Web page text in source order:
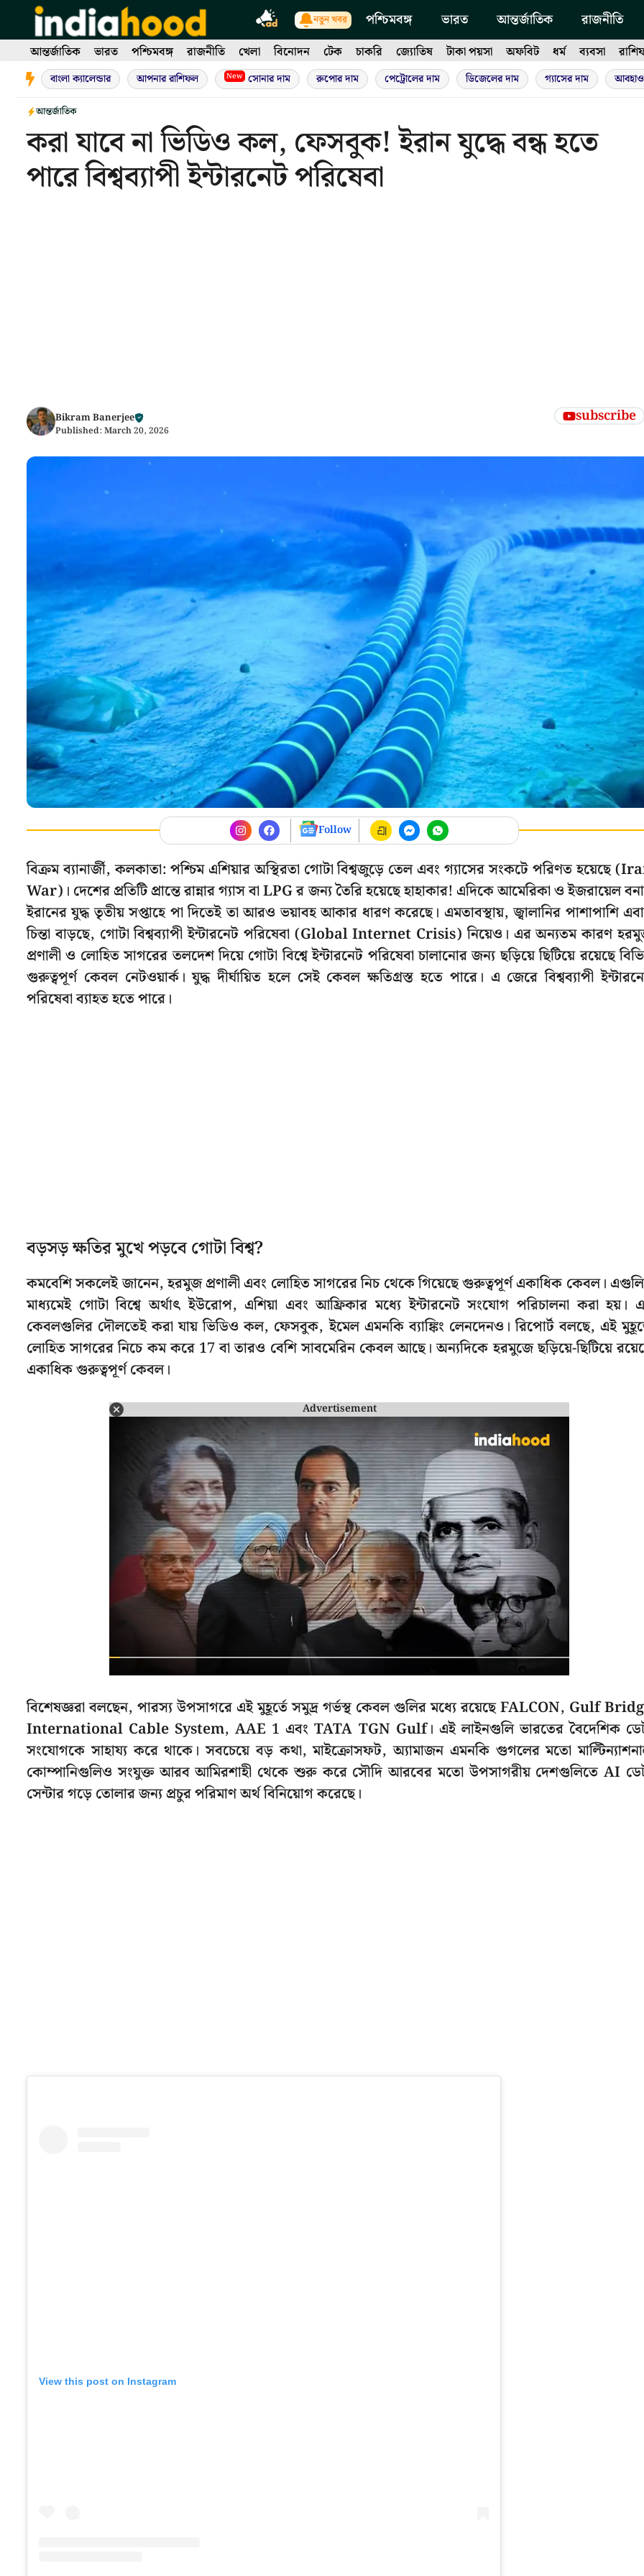
content
নতুন খবর পশ্চিমবঙ্গ ভারত আন্তর্জাতিক রাজনীতি
আন্তর্জাতিক ভারত পশ্চিমবঙ্গ রাজনীতি খেলা বিনোদন টেক চাকরি জ্যোতিষ টাকা পয়সা অফবিট ধর্ম ব্যবসা
বাংলা ক্যালেন্ডার আপনার রাশিফল New সোনার দাম রুপোর দাম পেট্রোলের দাম ডিজেলের দাম গ্যাসের দাম
আন্তর্জাতিক
করা যাবে না ভিডিও কল, ফেসবুক! ইরান যুদ্ধে বন্ধ হতে
পারে বিশ্বব্যাপী ইন্টারনেট পরিষেবা
Bikram Banerjee
Published: March 20, 2026
subscribe
Follow
বিক্রম ব্যানার্জী, কলকাতা: পশ্চিম এশিয়ার অস্থিরতা গোটা বিশ্বজুড়ে তেল এবং গ্যাসের সংকটে পরিণত হয়েছে
War)। দেশের প্রতিটি প্রান্তে রান্নার গ্যাস বা LPG র জন্য তৈরি হয়েছে হাহাকার! এদিকে আমেরিকা ও ইজরায়েল
ইরানের যুদ্ধ তৃতীয় সপ্তাহে পা দিতেই তা আরও ভয়াবহ আকার ধারণ করেছে। এমতাবস্থায়, জ্বালানির পাশাপাশি
চিন্তা বাড়ছে, গোটা বিশ্বব্যাপী ইন্টারনেট পরিষেবা (Global Internet Crisis) নিয়েও। এর অন্যতম কারণ
প্রণালী ও লোহিত সাগরের তলদেশ দিয়ে গোটা বিশ্বে ইন্টারনেট পরিষেবা চালানোর জন্য ছড়িয়ে ছিটিয়ে রয়েছে
গুরুত্বপূর্ণ কেবল নেটওয়ার্ক। যুদ্ধ দীর্ঘায়িত হলে সেই কেবল ক্ষতিগ্রস্ত হতে পারে। এ জেরে বিশ্বব্যাপী
পরিষেবা ব্যাহত হতে পারে।
বড়সড় ক্ষতির মুখে পড়বে গোটা বিশ্ব?
কমবেশি সকলেই জানেন, হরমুজ প্রণালী এবং লোহিত সাগরের নিচ থেকে গিয়েছে গুরুত্বপূর্ণ একাধিক কেবল।
মাধ্যমেই গোটা বিশ্বে অর্থাৎ ইউরোপ, এশিয়া এবং আফ্রিকার মধ্যে ইন্টারনেট সংযোগ পরিচালনা করা হয়।
কেবলগুলির দৌলতেই করা যায় ভিডিও কল, ফেসবুক, ইমেল এমনকি ব্যাঙ্কিং লেনদেনও। রিপোর্ট বলছে, এই
লোহিত সাগরের নিচে কম করে 17 বা তারও বেশি সাবমেরিন কেবল আছে। অন্যদিকে হরমুজে ছড়িয়ে-ছিটিয়ে
একাধিক গুরুত্বপূর্ণ কেবল।
Advertisement
বিশেষজ্ঞরা বলছেন, পারস্য উপসাগরে এই মুহূর্তে সমুদ্র গর্ভস্থ কেবল গুলির মধ্যে রয়েছে FALCON, Gulf
International Cable System, AAE 1 এবং TATA TGN Gulf। এই লাইনগুলি ভারতের বৈদেশিক
সংযোগকে সাহায্য করে থাকে। সবচেয়ে বড় কথা, মাইক্রোসফট, অ্যামাজন এমনকি গুগলের মতো
কোম্পানিগুলিও সংযুক্ত আরব আমিরশাহী থেকে শুরু করে সৌদি আরবের মতো উপসাগরীয় দেশগুলিতে AI
সেন্টার গড়ে তোলার জন্য প্রচুর পরিমাণ অর্থ বিনিয়োগ করেছে।
View this post on Instagram